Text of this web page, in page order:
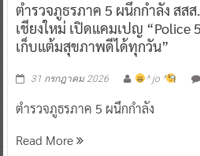
ตำรวจภูธรภาค 5 ผนึกกำลัง สส
เชียงใหม่ เปิดแคมเปญ “Police
เก็บแต้มสุขภาพดีได้ทุกวัน”
31 กรกฎาคม 2026 ^ jo ^
ตำรวจภูธรภาค 5 ผนึกกำลัง
Read More